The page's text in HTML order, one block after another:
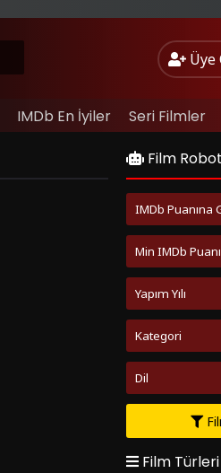
Üye
IMDb En İyiler Seri Filmler
Film
Film Türleri